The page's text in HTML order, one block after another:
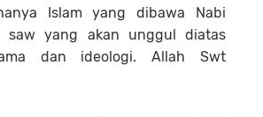
Islam yang dibawa Nabi
saw yang akan unggul diatas
dan ideologi. Allah Swt